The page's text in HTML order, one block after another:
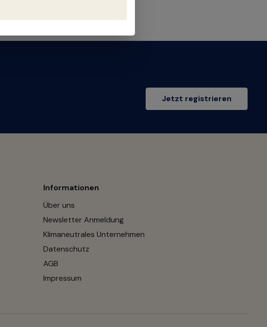
Jetzt registrieren
Informationen
Über uns
Newsletter Anmeldung
Klimaneutrales Unternehmen
Datenschutz
AGB
Impressum